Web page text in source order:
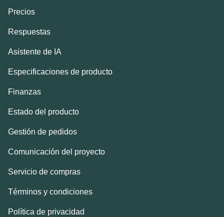
Precios
Respuestas
Asistente de IA
Especificaciones de producto
Finanzas
Estado del producto
Gestión de pedidos
Comunicación del proyecto
Servicio de compras
Términos y condiciones
Política de privacidad